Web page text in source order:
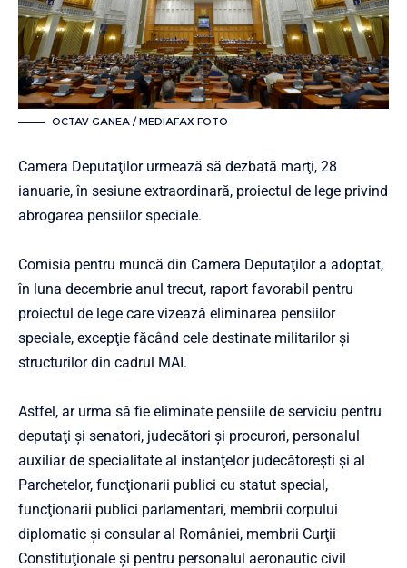
OCTAV GANEA / MEDIAFAX FOTO
Camera Deputaţilor urmează să dezbată marţi, 28
ianuarie, în sesiune extraordinară, proiectul de lege privind
abrogarea pensiilor speciale.
Comisia pentru muncă din Camera Deputaţilor a adoptat,
în luna decembrie anul trecut, raport favorabil pentru
proiectul de lege care vizează eliminarea pensiilor
speciale, excepţie făcând cele destinate militarilor şi
structurilor din cadrul MAI.
Astfel, ar urma să fie eliminate pensiile de serviciu pentru
deputaţi şi senatori, judecători şi procurori, personalul
auxiliar de specialitate al instanţelor judecătoreşti şi al
Parchetelor, funcţionarii publici cu statut special,
funcţionarii publici parlamentari, membrii corpului
diplomatic şi consular al României, membrii Curţii
Constituţionale şi pentru personalul aeronautic civil